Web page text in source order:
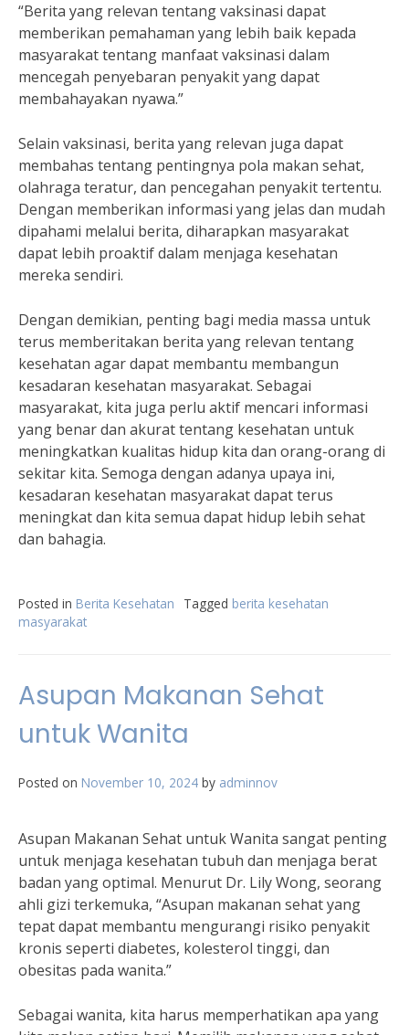
“Berita yang relevan tentang vaksinasi dapat
memberikan pemahaman yang lebih baik kepada
masyarakat tentang manfaat vaksinasi dalam
mencegah penyebaran penyakit yang dapat
membahayakan nyawa.”
Selain vaksinasi, berita yang relevan juga dapat
membahas tentang pentingnya pola makan sehat,
olahraga teratur, dan pencegahan penyakit tertentu.
Dengan memberikan informasi yang jelas dan mudah
dipahami melalui berita, diharapkan masyarakat
dapat lebih proaktif dalam menjaga kesehatan
mereka sendiri.
Dengan demikian, penting bagi media massa untuk
terus memberitakan berita yang relevan tentang
kesehatan agar dapat membantu membangun
kesadaran kesehatan masyarakat. Sebagai
masyarakat, kita juga perlu aktif mencari informasi
yang benar dan akurat tentang kesehatan untuk
meningkatkan kualitas hidup kita dan orang-orang di
sekitar kita. Semoga dengan adanya upaya ini,
kesadaran kesehatan masyarakat dapat terus
meningkat dan kita semua dapat hidup lebih sehat
dan bahagia.
Posted in Berita Kesehatan Tagged berita kesehatan
masyarakat
Asupan Makanan Sehat
untuk Wanita
Posted on November 10, 2024 by adminnov
Asupan Makanan Sehat untuk Wanita sangat penting
untuk menjaga kesehatan tubuh dan menjaga berat
badan yang optimal. Menurut Dr. Lily Wong, seorang
ahli gizi terkemuka, “Asupan makanan sehat yang
tepat dapat membantu mengurangi risiko penyakit
kronis seperti diabetes, kolesterol tinggi, dan
obesitas pada wanita.”
Sebagai wanita, kita harus memperhatikan apa yang